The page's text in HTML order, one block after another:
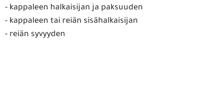
- kappaleen halkaisijan ja paksuuden
- kappaleen tai reiän sisähalkaisijan
- reiän syvyyden